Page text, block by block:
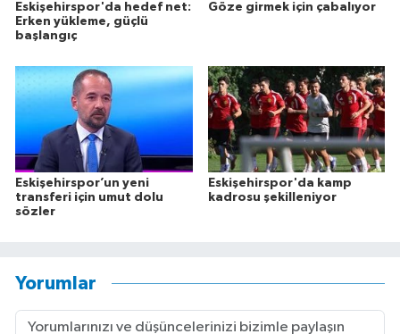
Eskişehirspor'da hedef net:
Erken yükleme, güçlü
başlangıç
Göze girmek için çabalıyor
Eskişehirspor’un yeni
transferi için umut dolu
sözler
Eskişehirspor'da kamp
kadrosu şekilleniyor
Yorumlar